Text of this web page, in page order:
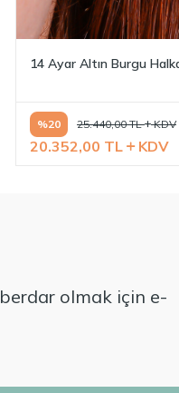
14 Ayar Altın Burgu
%20 25.440,00TL KDV
20.352,00 TL KDV
olmak için e-